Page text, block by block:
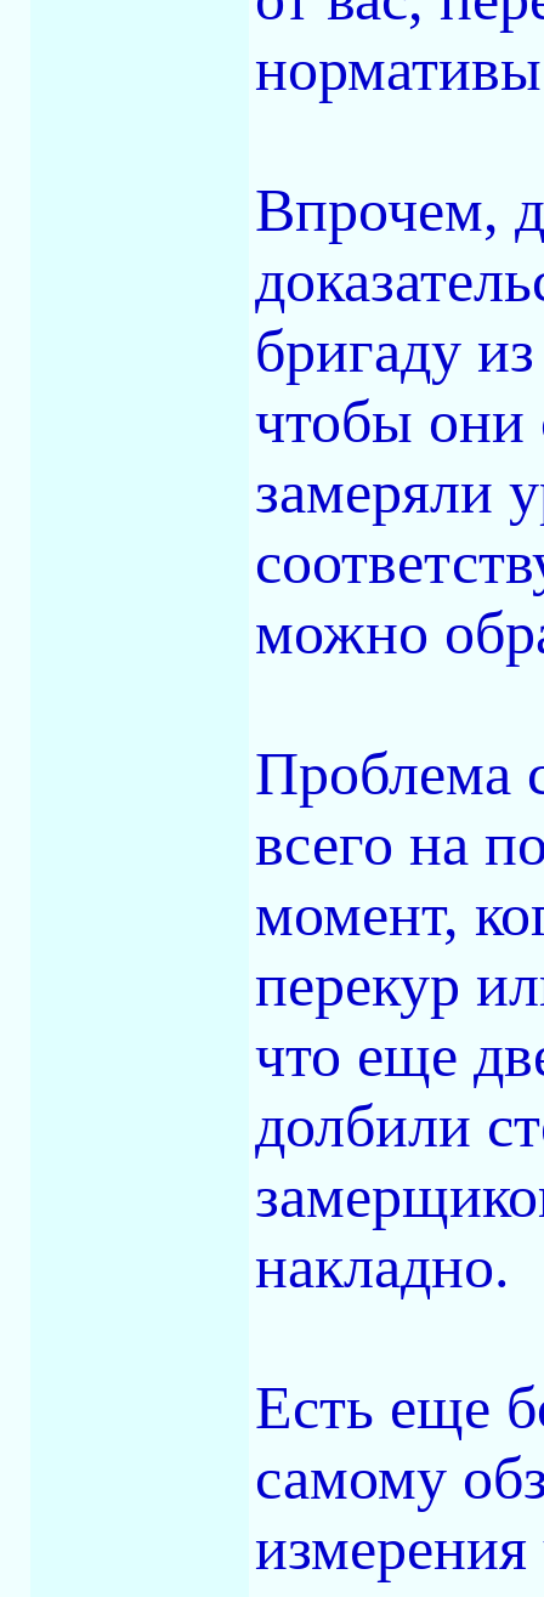
Впрочем,
бригаду
чтобы
замеряли
можно
Проблема
всего на
момент,
перекур
что еще
долбили
накладно.
Есть еще
самому